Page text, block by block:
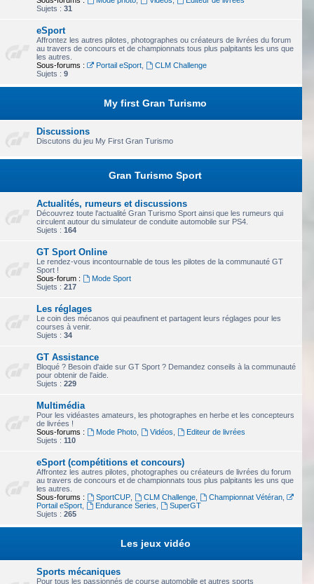
Sujets : 31
eSport
Affrontez les autres pilotes, photographes ou créateurs de livrées du forum
au travers de concours et de championnats tous plus palpitants les uns que
les autres.
Sous-forums :
Portail eSport,
CLM Challenge
Sujets : 9
My first Gran Turismo
Discussions
Discutons du jeu My First Gran Turismo
Gran Turismo Sport
Actualités, rumeurs et discussions
Découvrez toute l'actualité Gran Turismo Sport ainsi que les rumeurs qui
circulent autour du simulateur de conduite automobile sur PS4.
Sujets : 164
GT Sport Online
Le rendez-vous incontournable de tous les pilotes de la communauté GT
Sport !
Sous-forum :
Mode Sport
Sujets : 217
Les réglages
Le coin des mécanos qui peaufinent et partagent leurs réglages pour les
courses à venir.
Sujets : 34
GT Assistance
Bloqué ? Besoin d'aide sur GT Sport ? Demandez conseils à la communauté
pour obtenir de l'aide.
Sujets : 229
Multimédia
Pour les vidéastes amateurs, les photographes en herbe et les concepteurs
de livrées !
Sous-forums :
Mode Photo, Vidéos
Editeur de livrées
Sujets : 110
eSport (compétitions et concours)
Affrontez les autres pilotes, photographes ou créateurs de livrées du forum
au travers de concours et de championnats tous plus palpitants les uns que
les autres.
Sous-forums :
SportCUP, CLM Challenge, Championnat Vétéran,
Portail eSport
Endurance Series
SuperGT
Sujets : 265
Les jeux vidéo
Sports mécaniques
Pour tous les passionnés de course automobile et autres sports